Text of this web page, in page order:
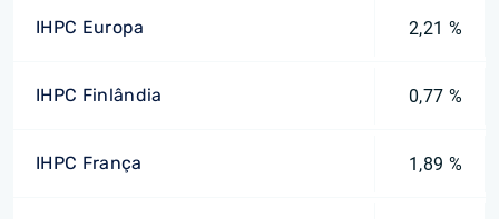
IHPC Europa 2,21 %
IHPC Finlândia 0,77 %
IHPC França 1,89 %